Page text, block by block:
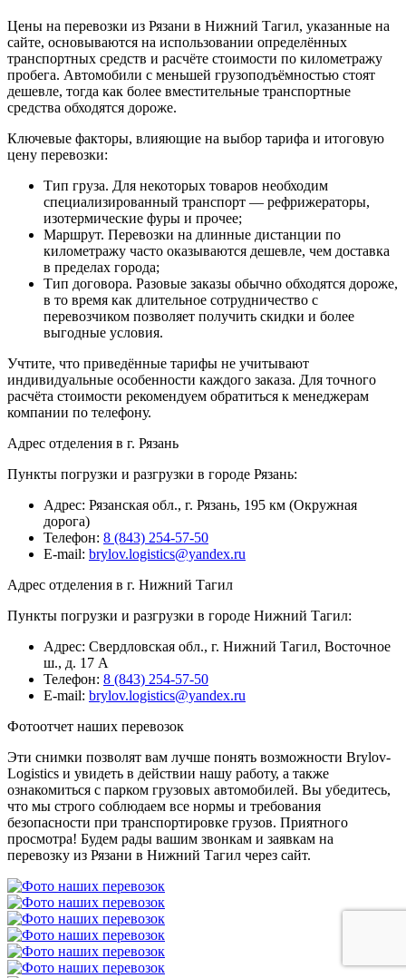
Цены на перевозки из Рязани в Нижний Тагил, указанные на
сайте, основываются на использовании определённых
транспортных средств и расчёте стоимости по километражу
пробега. Автомобили с меньшей грузоподъёмностью стоят
дешевле, тогда как более вместительные транспортные
средства обходятся дороже.
Ключевые факторы, влияющие на выбор тарифа и итоговую
цену перевозки:
Тип груза. Для некоторых товаров необходим
специализированный транспорт — рефрижераторы,
изотермические фуры и прочее;
Маршрут. Перевозки на длинные дистанции по
километражу часто оказываются дешевле, чем доставка
в пределах города;
Тип договора. Разовые заказы обычно обходятся дороже,
в то время как длительное сотрудничество с
перевозчиком позволяет получить скидки и более
выгодные условия.
Учтите, что приведённые тарифы не учитывают
индивидуальные особенности каждого заказа. Для точного
расчёта стоимости рекомендуем обратиться к менеджерам
компании по телефону.
Адрес отделения в г. Рязань
Пункты погрузки и разгрузки в городе Рязань:
Адрес: Рязанская обл., г. Рязань, 195 км (Окружная
дорога)
Телефон: 8 (843) 254-57-50
E-mail: brylov.logistics@yandex.ru
Адрес отделения в г. Нижний Тагил
Пункты погрузки и разгрузки в городе Нижний Тагил:
Адрес: Свердловская обл., г. Нижний Тагил, Восточное
ш., д. 17 А
Телефон: 8 (843) 254-57-50
E-mail: brylov.logistics@yandex.ru
Фотоотчет наших перевозок
Эти снимки позволят вам лучше понять возможности Brylov-
Logistics и увидеть в действии нашу работу, а также
ознакомиться с парком грузовых автомобилей. Вы убедитесь,
что мы строго соблюдаем все нормы и требования
безопасности при транспортировке грузов. Приятного
просмотра! Будем рады вашим звонкам и заявкам на
перевозку из Рязани в Нижний Тагил через сайт.